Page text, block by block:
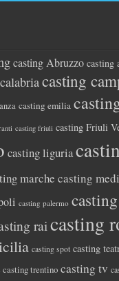
casting Abruzzo casting
casting
casting emilia
casting friuli casting Friuli
casting liguria
marche casting
casting palermo
raicasting
casting spot casting
casting trentino casting tv